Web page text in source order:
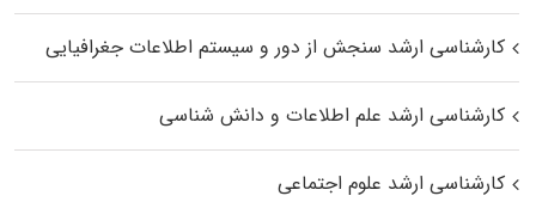
کارشناسی ارشد سنجش از دور و سیستم اطلاعات جغرافیایی
کارشناسی ارشد علم اطلاعات و دانش شناسی
کارشناسی ارشد علوم اجتماعی